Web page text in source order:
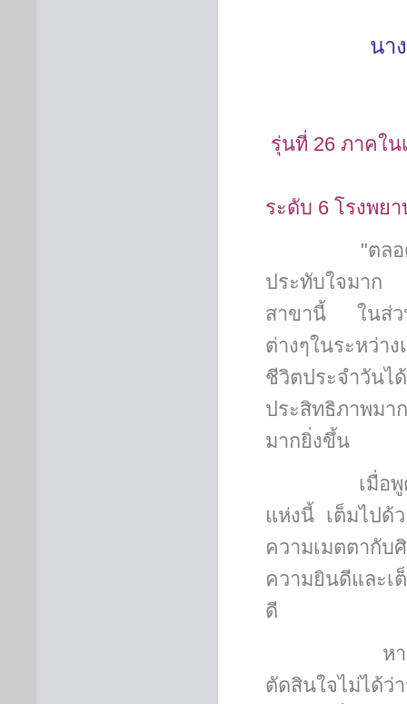
นา
รุ่นที่ 26 ภาคใน
ระดับ 6 โรงพย
"ตล
ประทับใจมาก
สาขานี้ ในส่วน
ต่างๆในระหว่า
ชีวิตประจำวัน
ประสิทธิภาพมา
มากยิ่งขึ้น
เมื่อพูดถึงบร
แห่งนี้ เต็มไปด้
ความเมตตากับ
ความยินดีและเ
ดี
หากใครที่ยั
ตัดสินใจไม่ได้ว่